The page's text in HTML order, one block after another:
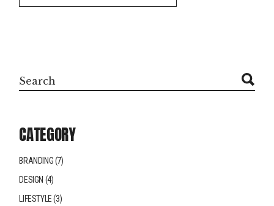
CATEGORY
BRANDING(7)
DESIGN (4)
LIFESTYLE(3)